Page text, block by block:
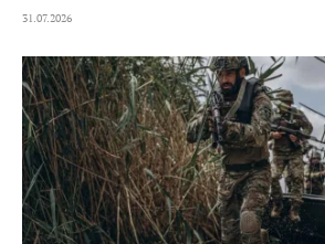
31.07.2026